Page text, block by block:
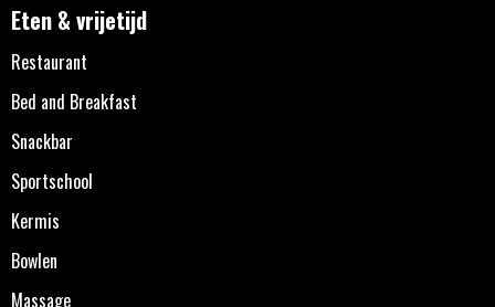
Eten & vrijetijd
Restaurant
Bed and Breakfast
Snackbar
Sportschool
Kermis
Bowlen
Massage